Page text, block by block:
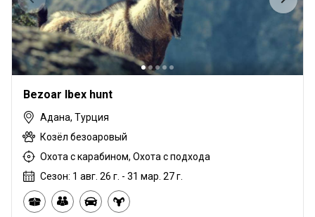
Bezoar Ibex hunt
Адана, Турция
Козёл безоаровый
Охота с карабином, Охота с подхода
Сезон: 1 авг. 26 г. - 31 мар. 27 г.